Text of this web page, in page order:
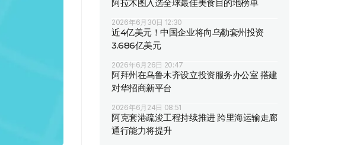
阿拉木图入选全球最佳美食目的地榜单
2026年6月30日 12:30
近4亿美元！中国企业将向乌勒套州投资
3.686亿美元
2026年6月26日 20:47
阿拜州在乌鲁木齐设立投资服务办公室 搭建
对华招商新平台
2026年6月24日 08:51
阿克套港疏浚工程持续推进 跨里海运输走廊
通行能力将提升